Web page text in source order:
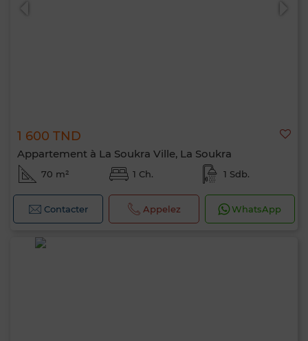
1 600 TND
Appartement à La Soukra Ville, La Soukra
70 m² 1 Ch. 1 Sdb.
Contacter Appelez WhatsApp